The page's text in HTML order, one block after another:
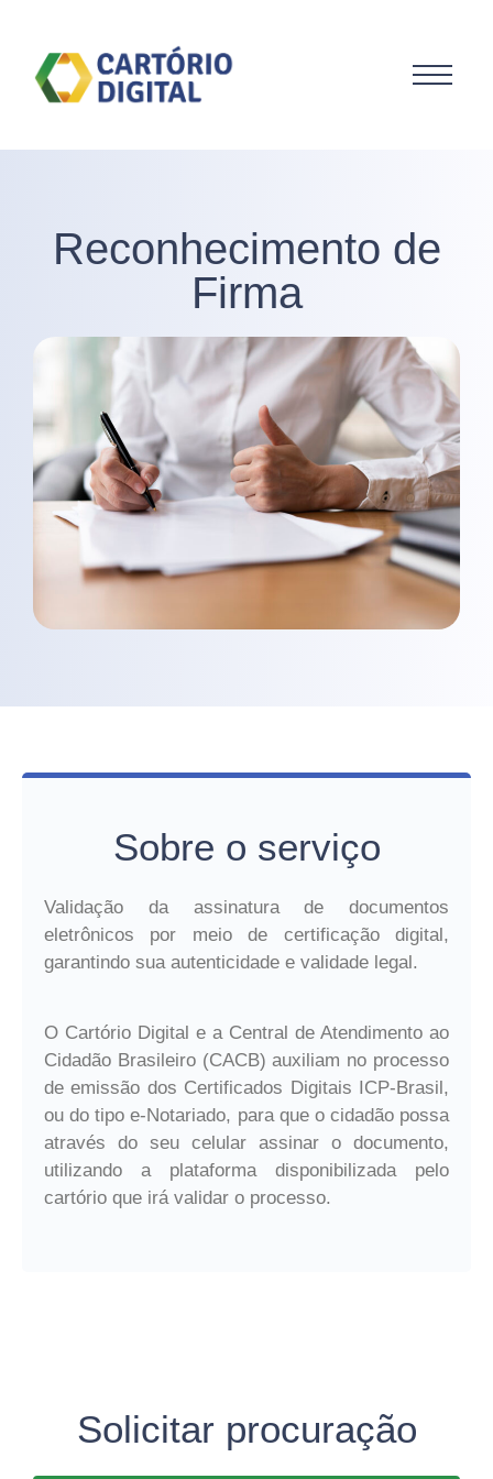
Reconhecimento de
Firma
Sobre o serviço
Validação da assinatura de documentos
eletrônicos por meio de certificação digital,
garantindo sua autenticidade e validade legal.
O Cartório Digital e a Central de Atendimento ao
Cidadão Brasileiro (CACB) auxiliam no processo
de emissão dos Certificados Digitais ICP-Brasil,
ou do tipo e-Notariado, para que o cidadão possa
através do seu celular assinar o documento,
utilizando a plataforma disponibilizada pelo
cartório que irá validar o processo.
Solicitar procuração